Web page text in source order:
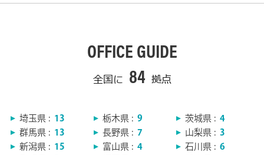
OFFICE GUIDE
全国に 84 拠点
埼玉県 : 13 栃木県 : 9 茨城県 : 4
群馬県 : 13 長野県 : 7 山梨県 : 3
新潟県 : 15 富山県 : 4 石川県 : 6